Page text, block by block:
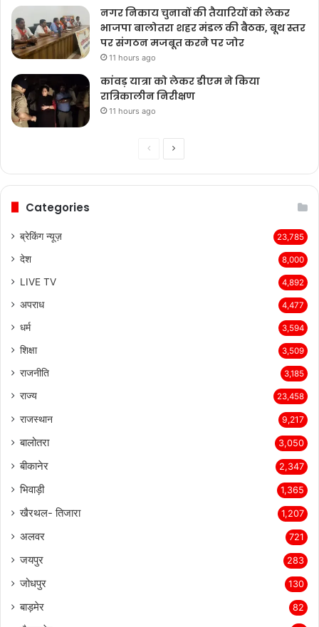
नगर निकाय चुनावों की तैयारियों को लेकर
भाजपा बालोतरा शहर मंडल की बैठक, बूथ स्तर
पर संगठन मजबूत करने पर जोर
11 hours ago
कांवड़ यात्रा को लेकर डीएम ने किया
रात्रिकालीन निरीक्षण
11 hours ago
PreviousNext
Categories
ब्रेकिंग न्यूज़ 23,785
देश 8,000
LIVE TV 4,892
अपराध 4,477
धर्म 3,594
शिक्षा 3,509
राजनीति 3,185
राज्य 23,458
राजस्थान 9,217
बालोतरा 3,050
बीकानेर 2,347
भिवाड़ी 1,365
खैरथल- तिजारा 1,207
अलवर 721
जयपुर 283
जोधपुर 130
बाड़मेर 82